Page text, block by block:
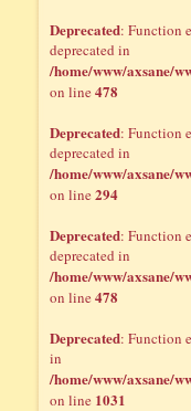
Deprecated: Function
deprecated in
/home/www/axsane/
on line478
Deprecated: Function
deprecated in
/home/www/axsane/
on line294
Deprecated: Function
deprecated in
/home/www/axsane/
on line478
Deprecated: Function
in
/home/www/axsane/
on line 1031